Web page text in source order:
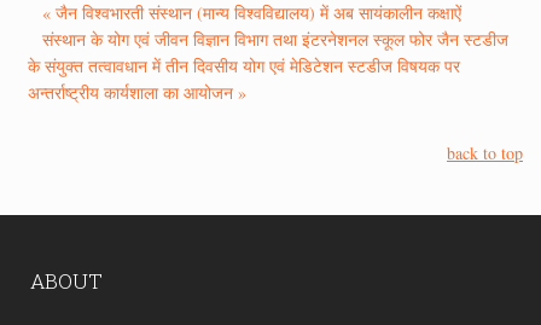
« जैन विश्वभारती संस्थान (मान्य विश्वविद्यालय) में अब सायंकालीन कक्षाऐं
संस्थान के योग एवं जीवन विज्ञान विभाग तथा इंटरनेशनल स्कूल फोर जैन स्टडीज
के संयुक्त तत्वावधान में तीन दिवसीय योग एवं मेडिटेशन स्टडीज विषयक पर
अन्तर्राष्ट्रीय कार्यशाला का आयोजन »
back to top
ABOUT